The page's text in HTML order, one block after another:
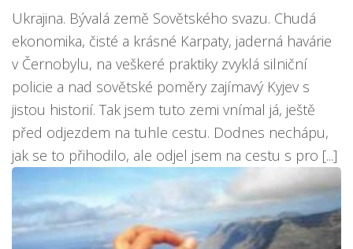
Ukrajina. Bývalá země Sovětského svazu. Chudá
ekonomika, čisté a krásné Karpaty, jaderná havárie
v Černobylu, na veškeré praktiky zvyklá silniční
policie a nad sovětské poměry zajímavý Kyjev s
jistou historií. Tak jsem tuto zemi vnímal já, ještě
před odjezdem na tuhle cestu. Dodnes nechápu,
jak se to přihodilo, ale odjel jsem na cestu s pro [...]